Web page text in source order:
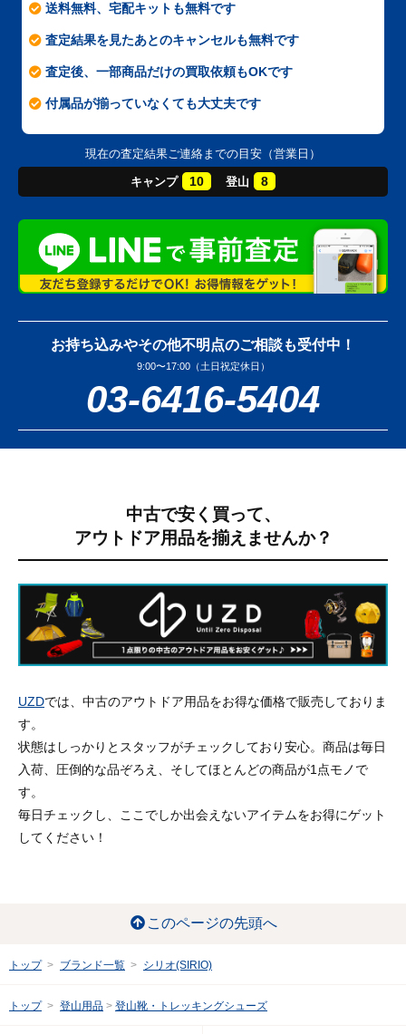
送料無料、宅配キットも無料です
査定結果を見たあとのキャンセルも無料です
査定後、一部商品だけの買取依頼もOKです
付属品が揃っていなくても大丈夫です
現在の査定結果ご連絡までの目安（営業日）
キャンプ 10 登山 8
お持ち込みやその他不明点のご相談も受付中！
9:00〜17:00（土日祝定休日）
03-6416-5404
中古で安く買って、
アウトドア用品を揃えませんか？
UZDでは、中古のアウトドア用品をお得な価格で販売しておりま
す。
状態はしっかりとスタッフがチェックしており安心。商品は毎日
入荷、圧倒的な品ぞろえ、そしてほとんどの商品が1点モノで
す。
毎日チェックし、ここでしか出会えないアイテムをお得にゲット
してください！
このページの先頭へ
トップ ブランド一覧 シリオ(SIRIO)
トップ 登山用品 登山靴・トレッキングシューズ